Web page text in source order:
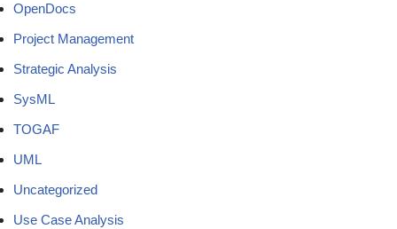
OpenDocs
Project Management
Strategic Analysis
SysML
TOGAF
UML
Uncategorized
Use Case Analysis